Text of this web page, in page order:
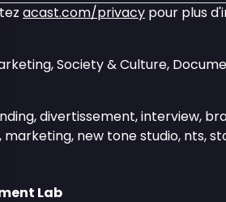
acast.com/privacy pour plus
Society & Culture,
divertissement, interview,
new tone studio, nts,
Lab